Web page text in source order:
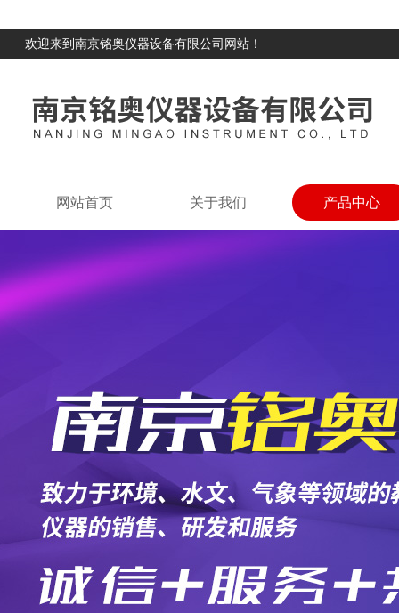
欢迎来到南京铭奥仪器设备有限公司网站！
网站首页 关于我们 产品中心